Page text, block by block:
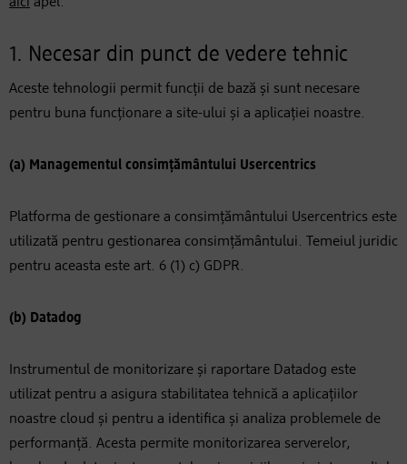
1. Necesar din punct de vedere tehnic
Aceste tehnologii permit funcții de bază și sunt necesare
pentru buna funcționare a site-ului și a aplicației noastre.
(a) Managementul consimțământului Usercentrics
Platforma de gestionare a consimțământului Usercentrics este
utilizată pentru gestionarea consimțământului. Temeiul juridic
pentru aceasta este art. 6 (1) c) GDPR.
(b) Datadog
Instrumentul de monitorizare și raportare Datadog este
utilizat pentru a asigura stabilitatea tehnică a aplicațiilor
noastre cloud și pentru a identifica și analiza problemele de
performanță. Acesta permite monitorizarea serverelor,